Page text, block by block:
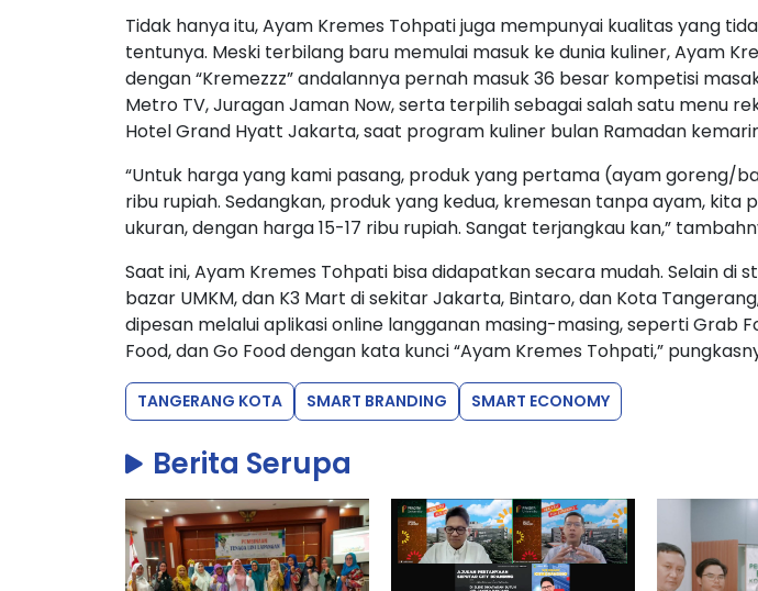
Tidak hanya itu, Ayam Kremes Tohpati juga mempunyai kualitas yang
tentunya. Meski terbilang baru memulai masuk ke dunia kuliner, Ayam
dengan “Kremezzz” andalannya pernah masuk 36 besar kompetisi
Metro TV, Juragan Jaman Now, serta terpilih sebagai salah satu menu
Hotel Grand Hyatt Jakarta, saat program kuliner bulan Ramadan
“Untuk harga yang kami pasang, produk yang pertama (ayam goreng/
ribu rupiah. Sedangkan, produk yang kedua, kremesan tanpa ayam, kita
ukuran, dengan harga 15-17 ribu rupiah. Sangat terjangkau kan,”
Saat ini, Ayam Kremes Tohpati bisa didapatkan secara mudah. Selain di
bazar UMKM, dan K3 Mart di sekitar Jakarta, Bintaro, dan Kota
dipesan melalui aplikasi online langganan masing-masing, seperti Grab
Food, dan Go Food dengan kata kunci “Ayam Kremes Tohpati,”
TANGERANG KOTA SMART BRANDING SMART ECONOMY
Berita Serupa